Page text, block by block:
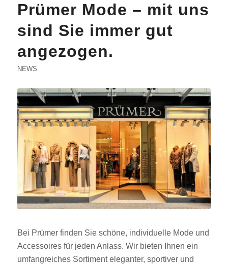
Prümer Mode – mit uns
sind Sie immer gut
angezogen.
NEWS
Bei Prümer finden Sie schöne, individuelle Mode und
Accessoires für jeden Anlass. Wir bieten Ihnen ein
umfangreiches Sortiment eleganter, sportiver und